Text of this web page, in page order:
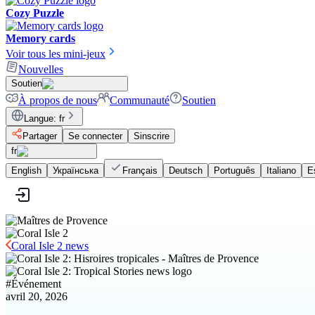
Cozy Puzzle
Memory cards
Voir tous les mini-jeux
Nouvelles
Soutien
À propos de nous Communauté Soutien
Langue: fr
Partager
Se connecter
Sinscrire
fr
English
Українська Français Deutsch Português Italiano
Coral Isle 2 news
#Événement
avril 20, 2026